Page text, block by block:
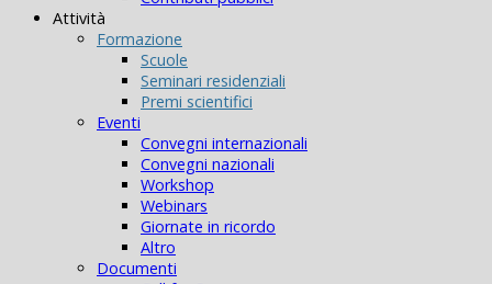
Attività
Formazione
Scuole
Seminari residenziali
Premi scientifici
Eventi
Convegni internazionali
Convegni nazionali
Workshop
Webinars
Giornate in ricordo
Altro
Documenti